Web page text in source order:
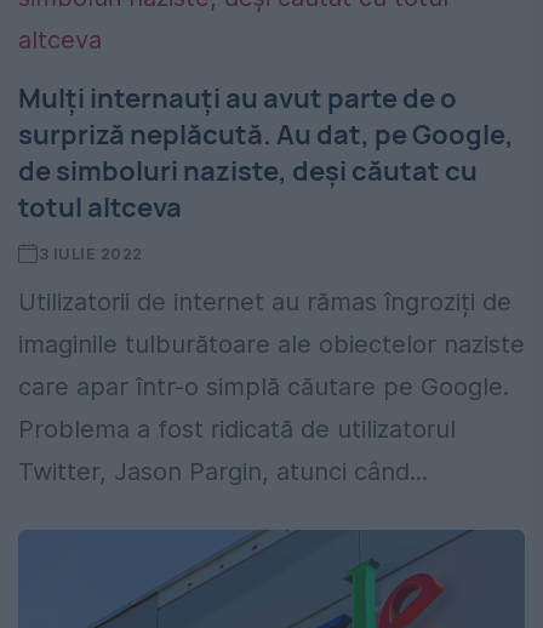
Mulți internauți au avut parte de o
surpriză neplăcută. Au dat, pe Google,
de simboluri naziste, deși căutat cu
totul altceva
3 IULIE 2022
Utilizatorii de internet au rămas îngroziți de
imaginile tulburătoare ale obiectelor naziste
care apar într-o simplă căutare pe Google.
Problema a fost ridicată de utilizatorul
Twitter, Jason Pargin, atunci când...